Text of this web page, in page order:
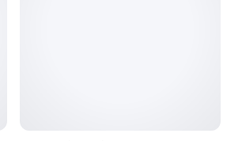
能提供更稳定的光电转
最终决策应基于全生命
高，但在长距离场景下
本低，但超过有效传输